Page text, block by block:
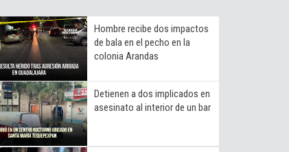
Hombre recibe dos impactos
de bala en el pecho en la
colonia Arandas
Detienen a dos implicados en
asesinato al interior de un bar